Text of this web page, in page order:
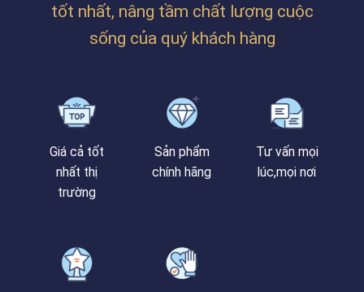
tốt nhất, nâng tầm chất lượng cuộc
sống của quý khách hàng
Giá cả tốt
nhất thị
trường
Sản phẩm
chính hãng
Tư vấn mọi
lúc,mọi nơi